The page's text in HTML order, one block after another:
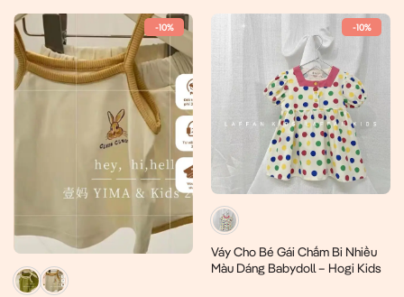
-10% -10%
Váy Cho Bé Gái Chấm Bi Nhiều
Màu Dáng Babydoll – Hogi Kids